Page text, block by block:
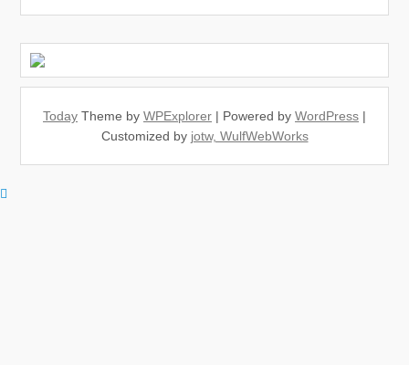
Today Theme by WPExplorer | Powered by WordPress |
Customized by jotw, WulfWebWorks